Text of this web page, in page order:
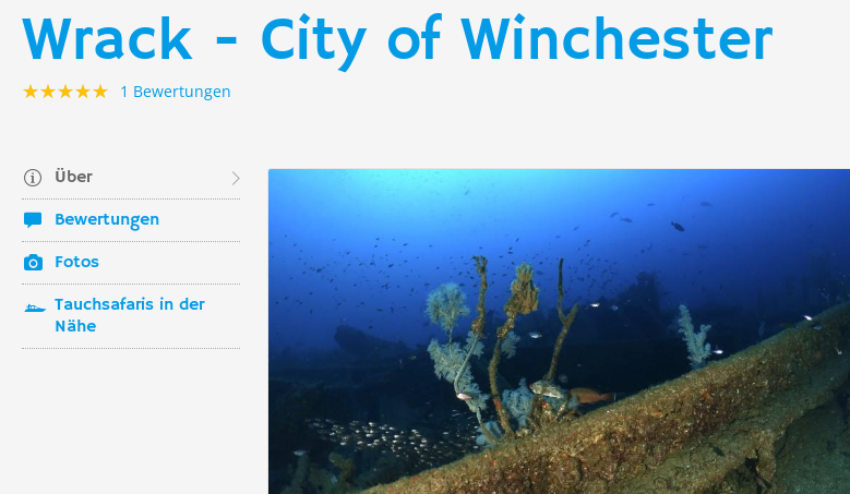
Wrack - City of Winchester
1 Bewertungen
Über
Bewertungen
Fotos
Tauchsafaris in der
Nähe